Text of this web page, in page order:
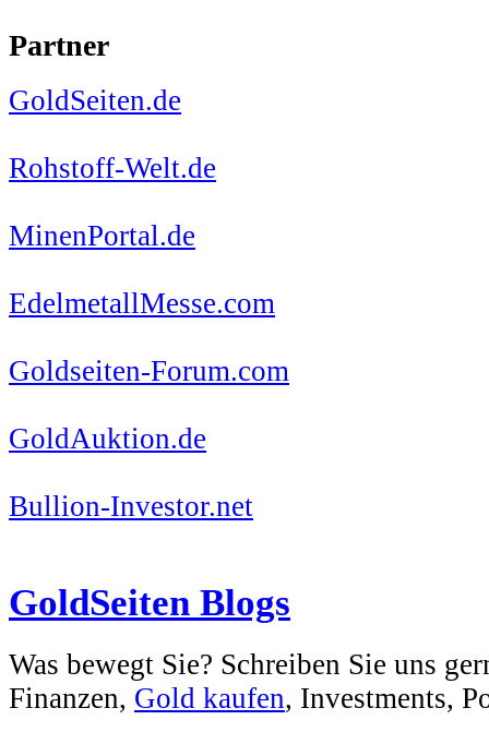
Partner
GoldSeiten.de
Rohstoff-Welt.de
MinenPortal.de
EdelmetallMesse.com
Goldseiten-Forum.com
GoldAuktion.de
Bullion-Investor.net
GoldSeiten Blogs
Was bewegt Sie? Schreiben Sie uns
Finanzen, Gold kaufen, Investments,